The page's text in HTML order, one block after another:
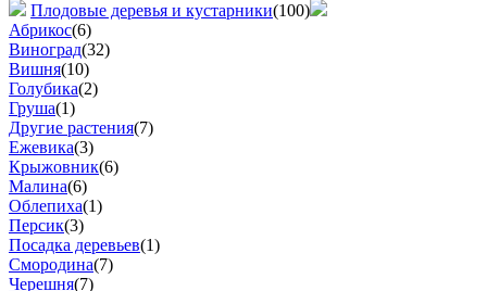
Плодовые деревья и кустарники(100)
Абрикос(6)
Виноград(32)
Вишня(10)
Голубика(2)
Груша(1)
Другие растения(7)
Ежевика(3)
Крыжовник(6)
Малина(6)
Облепиха(1)
Персик(3)
Посадка деревьев(1)
Смородина(7)
Черешня(7)